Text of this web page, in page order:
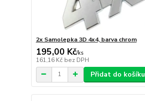
2x Samolepka 3D 4x4, barva chrom
195,00 Kč/ks
161,16 Kč bez DPH
Přidat do košíku